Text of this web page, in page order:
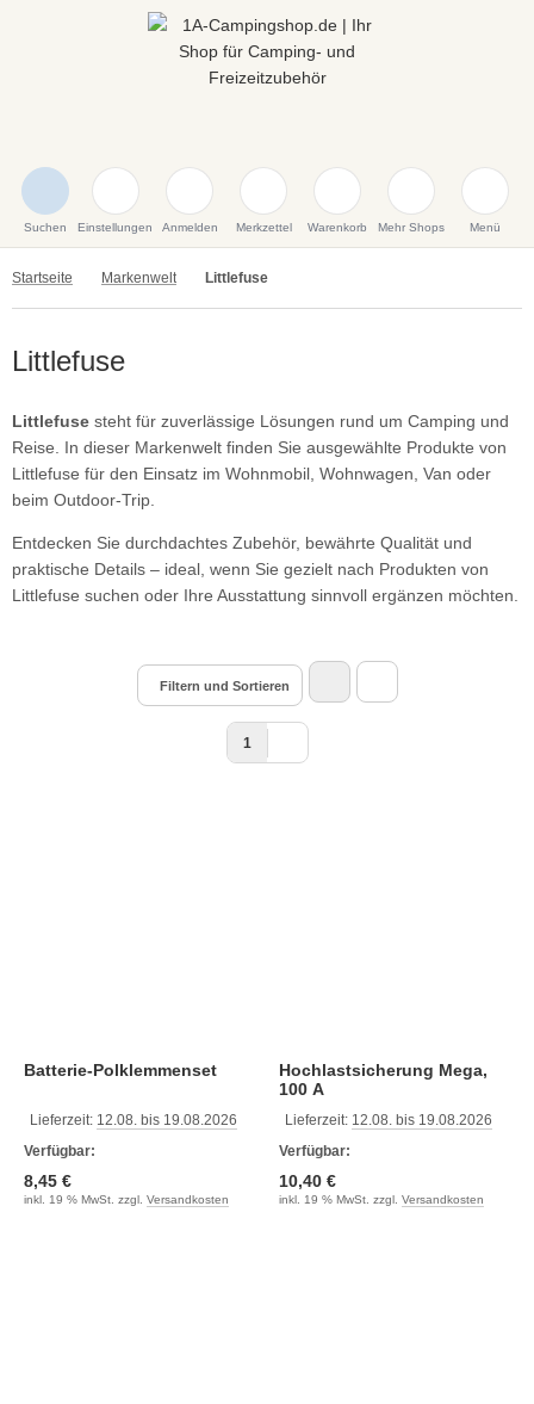
Suchen Einstellungen Anmelden Merkzettel Warenkorb Mehr Shops Menü
Startseite Markenwelt Littlefuse
Littlefuse
Littlefuse steht für zuverlässige Lösungen rund um Camping und
Reise. In dieser Markenwelt finden Sie ausgewählte Produkte von
Littlefuse für den Einsatz im Wohnmobil, Wohnwagen, Van oder
beim Outdoor-Trip.
Entdecken Sie durchdachtes Zubehör, bewährte Qualität und
praktische Details – ideal, wenn Sie gezielt nach Produkten von
Littlefuse suchen oder Ihre Ausstattung sinnvoll ergänzen möchten.
Filtern und Sortieren
1
Batterie-Polklemmenset
Lieferzeit: 12.08. bis 19.08.2026
Verfügbar:
8,45 €
inkl. 19 % MwSt. zzgl. Versandkosten
Hochlastsicherung Mega,
100 A
Lieferzeit: 12.08. bis 19.08.2026
Verfügbar:
10,40 €
inkl. 19 % MwSt. zzgl. Versandkosten